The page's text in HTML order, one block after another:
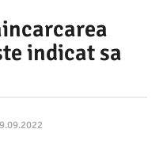
indicat sa